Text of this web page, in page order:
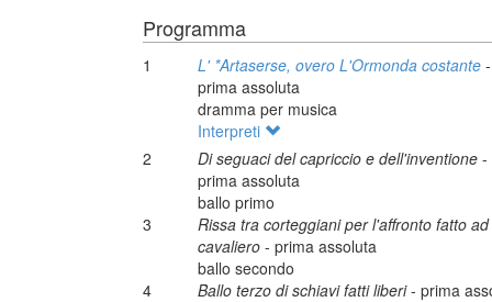
Programma
1 L' *Artaserse, overo L'Ormonda costante -
prima assoluta
dramma per musica
Interpreti
2
Di seguaci del capriccio e dell'inventione -
prima assoluta
ballo primo
3
Rissa tra corteggiani per l'affronto fatto
cavaliero - prima assoluta
ballo secondo
4
Ballo terzo di schiavi fatti liberi- prima